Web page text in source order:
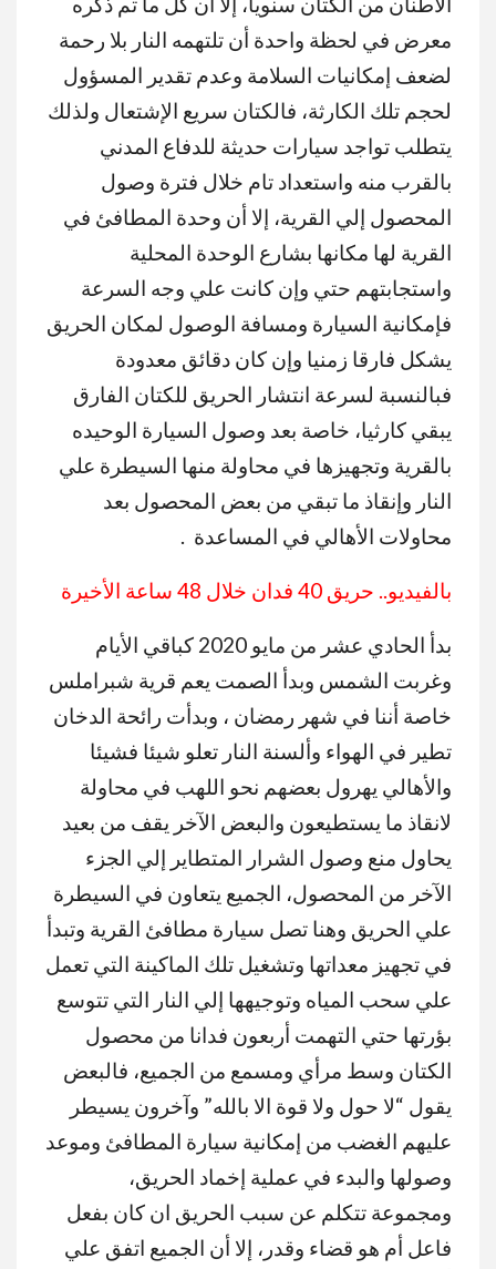
معرض في لحظة واحدة أن تلتهمه النار بلا رحمة
لضعف إمكانيات السلامة وعدم تقدير المسؤول
لحجم تلك الكارثة، فالكتان سريع الإشتعال ولذلك
يتطلب تواجد سيارات حديثة للدفاع المدني
بالقرب منه واستعداد تام خلال فترة وصول
المحصول إلي القرية، إلا أن وحدة المطافئ في
القرية لها مكانها بشارع الوحدة المحلية
واستجابتهم حتي وإن كانت علي وجه السرعة
فإمكانية السيارة ومسافة الوصول لمكان الحريق
يشكل فارقا زمنيا وإن كان دقائق معدودة
فبالنسبة لسرعة انتشار الحريق للكتان الفارق
يبقي كارثيا، خاصة بعد وصول السيارة الوحيده
بالقرية وتجهيزها في محاولة منها السيطرة علي
النار وإنقاذ ما تبقي من بعض المحصول بعد
محاولات الأهالي في المساعدة .
بالفيديو.. حريق 40 فدان خلال 48 ساعة الأخيرة
بدأ الحادي عشر من مايو 2020 كباقي الأيام
وغربت الشمس وبدأ الصمت يعم قرية شبراملس
خاصة أننا في شهر رمضان ، وبدأت رائحة الدخان
تطير في الهواء وألسنة النار تعلو شيئا فشيئا
والأهالي يهرول بعضهم نحو اللهب في محاولة
لانقاذ ما يستطيعون والبعض الآخر يقف من بعيد
يحاول منع وصول الشرار المتطاير إلي الجزء
الآخر من المحصول، الجميع يتعاون في السيطرة
علي الحريق وهنا تصل سيارة مطافئ القرية وتبدأ
في تجهيز معداتها وتشغيل تلك الماكينة التي تعمل
علي سحب المياه وتوجيهها إلي النار التي تتوسع
بؤرتها حتي التهمت أربعون فدانا من محصول
الكتان وسط مرأي ومسمع من الجميع، فالبعض
يقول “لا حول ولا قوة الا بالله” وآخرون يسيطر
عليهم الغضب من إمكانية سيارة المطافئ وموعد
وصولها والبدء في عملية إخماد الحريق،
ومجموعة تتكلم عن سبب الحريق ان كان بفعل
فاعل أم هو قضاء وقدر، إلا أن الجميع اتفق علي